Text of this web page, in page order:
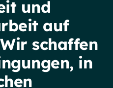
und
auf
Wir schaffen
in